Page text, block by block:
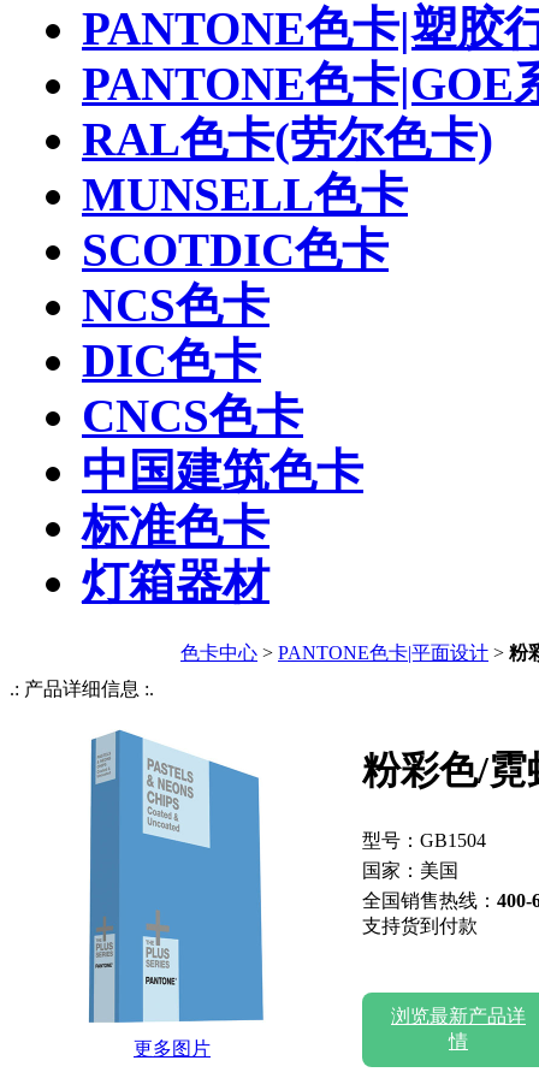
PANTONE色卡|塑胶
PANTONE色卡|GOE
RAL色卡(劳尔色卡)
MUNSELL色卡
SCOTDIC色卡
NCS色卡
DIC色卡
CNCS色卡
中国建筑色卡
标准色卡
灯箱器材
色卡中心 > PANTONE色卡|平面设计 > 粉
.: 产品详细信息 :.
更多图片
粉彩色/霓
型号：GB1504
国家：美国
全国销售热线： 400-
支持货到付款
浏览最新产品详
情